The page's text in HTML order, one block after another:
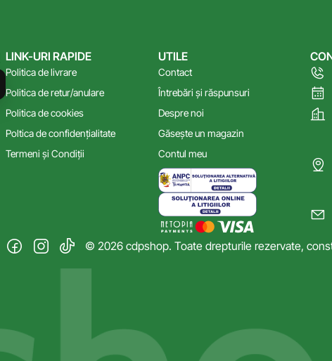
LINK-URI RAPIDE
Politica de livrare
Politica de retur/anulare
Politica de cookies
Poltica de confidențialitate
Termeni și Condiții
UTILE
Contact
Întrebări și răspunsuri
Despre noi
Găsește un magazin
Contul meu
© 2026 cdpshop. Toate drepturile rezervate,